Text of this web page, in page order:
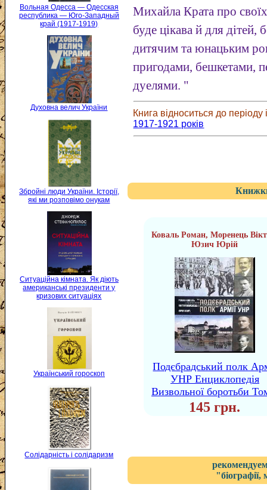
Вольная Одесса — Одесская
республика — Юго-Западный
край (1917-1919)
Духовна велич України
Збройні люди України. Історії,
які ми розповімо онукам
Ситуаційна кімната. Як діють
американські президенти у
кризових ситуаціях
Український гороскоп
Солідарність і солідаризм
Михайла Крата про
буде цікава й для дітей,
дитячим та юнацьким
пригодами, бешкетами,
дуелями. "
Книга відноситься до періоду
1917-1921 років
Коваль Роман, Моренець
Юзич Юрій
Подєбрадський полк
УНР Енциклопедія
Визвольної боротьби
145 грн.